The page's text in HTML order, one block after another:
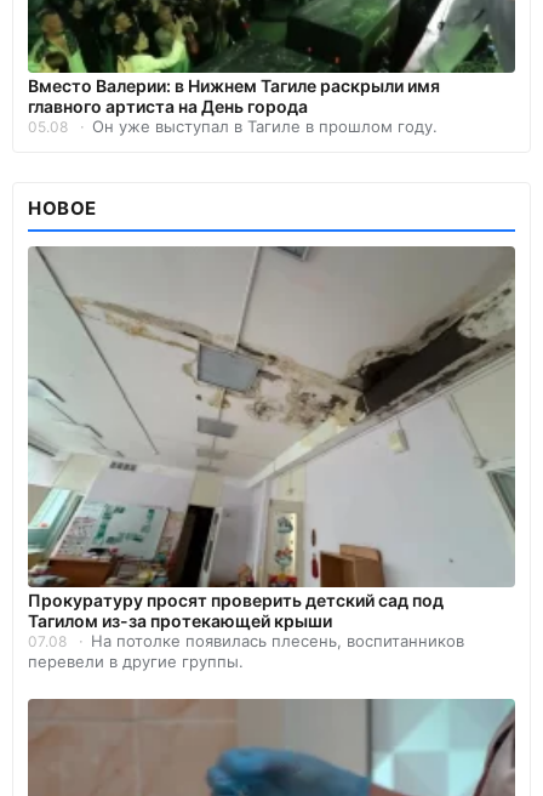
Вместо Валерии: в Нижнем Тагиле раскрыли имя
главного артиста на День города
05.08 Он уже выступал в Тагиле в прошлом году.
НОВОЕ
Прокуратуру просят проверить детский сад под
Тагилом из-за протекающей крыши
07.08
На потолке появилась плесень, воспитанников
перевели в другие группы.